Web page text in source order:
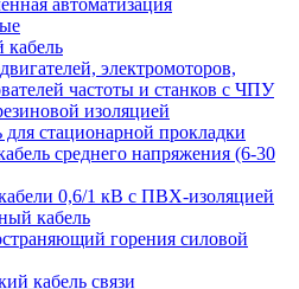
автоматизация
кабель
электромоторов,
частоты и станков с ЧПУ
изоляцией
стационарной прокладки
среднего напряжения (6-30
0,6/1 кВ с ПВХ-изоляцией
кабель
горения силовой
кабель связи